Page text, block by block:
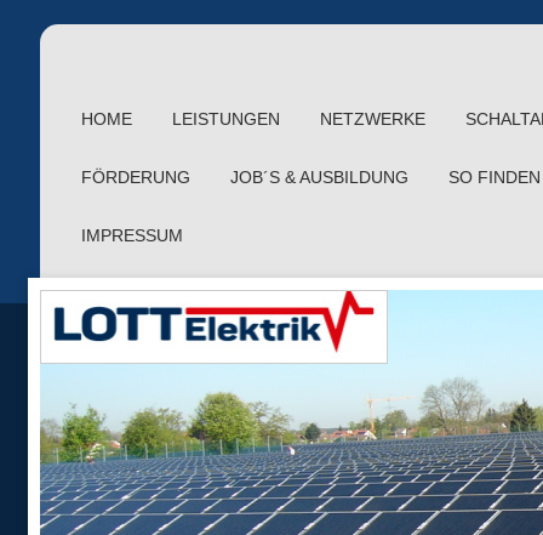
HOME LEISTUNGEN NETZWERKE
FÖRDERUNG JOB´S & AUSBILDUNG SO
IMPRESSUM